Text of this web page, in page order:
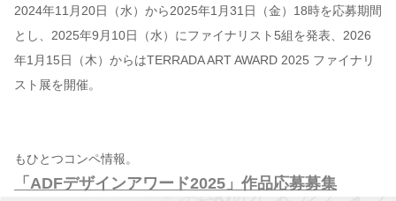
2024年11月20日（水）から2025年1月31日（金）18時を応募期間
とし、2025年9月10日（水）にファイナリスト5組を発表、2026
年1月15日（木）からはTERRADA ART AWARD 2025 ファイナリ
スト展を開催。
もひとつコンペ情報。
「ADFデザインアワード2025」作品応募募集